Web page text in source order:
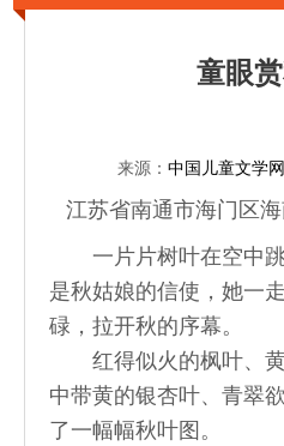
童眼
来源： 中国儿童文学网
江苏省南通市海门区
一片片树叶在空中跳
是秋姑娘的信使，她一
碌，拉开秋的序幕。
红得似火的枫叶、黄
中带黄的银杏叶、青
了一幅幅秋叶图。